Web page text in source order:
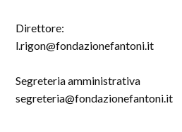
Direttore:
l.rigon@fondazionefantoni.it
Segreteria amministrativa
segreteria@fondazionefantoni.it